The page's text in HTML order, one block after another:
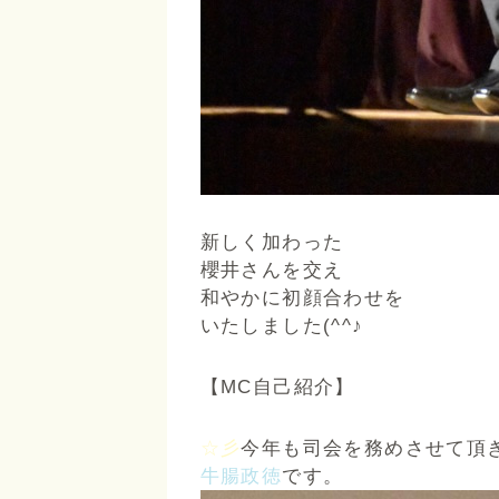
新しく加わった
櫻井さんを交え
和やかに初顔合わせを
いたしました(^^♪
【MC自己紹介】
☆彡今年も司会を務めさせて頂
牛腸政徳です。